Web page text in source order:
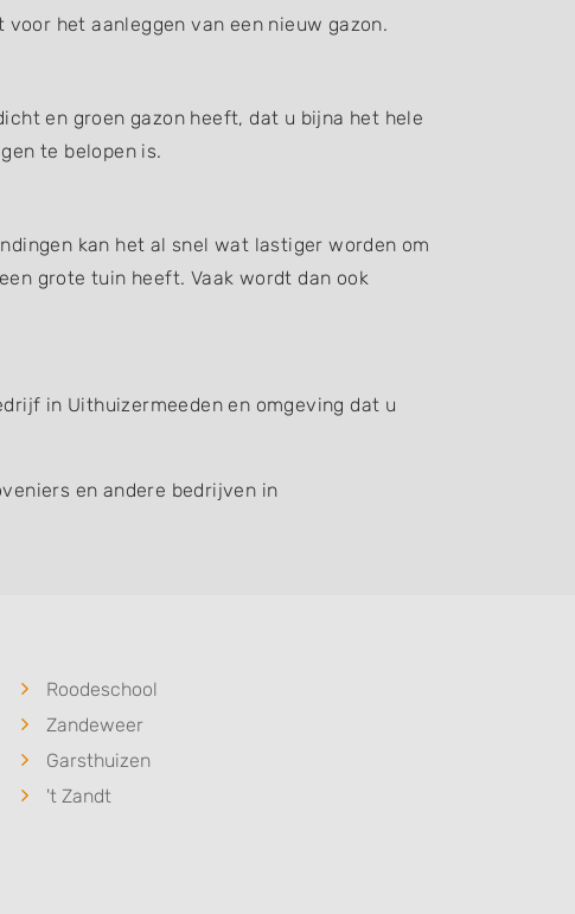
het aanleggen van een nieuw gazon.
en groen gazon heeft, dat u bijna het hele
te belopen is.
kan het al snel wat lastiger worden om
grote tuin heeft. Vaak wordt dan ook
in Uithuizermeeden en omgeving dat u
en andere bedrijven in
Roodeschool
Zandeweer
Garsthuizen
't Zandt